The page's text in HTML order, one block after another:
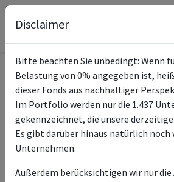
Informationen zum Fonds
Name
ISIN des Fonds
ISINs weiterer
Disclaimer
Bitte beachten Sie unbedingt: Wenn
Belastung von 0% angegeben ist,
dieser Fonds aus nachhaltiger
Im Portfolio werden nur die 1.437
gekennzeichnet, die unsere
Es gibt darüber hinaus natürlich
Unternehmen.
Außerdem berücksichtigen wir nur